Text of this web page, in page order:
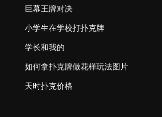
巨幕王牌对决
小学生在学校打扑克牌
学长和我的
如何拿扑克牌做花样玩法图片
天时扑克价格